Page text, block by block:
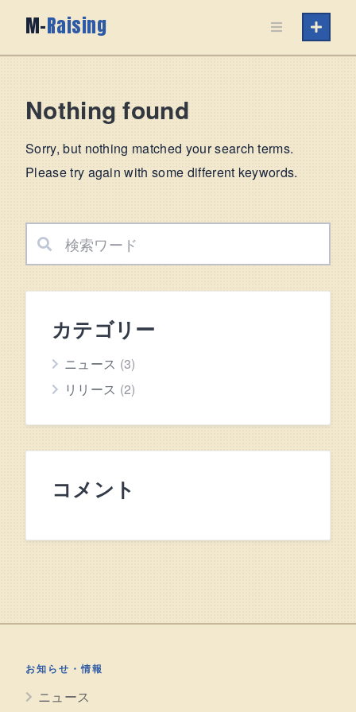
M-Raising
Nothing found
Sorry, but nothing matched your search terms.
Please try again with some different keywords.
カテゴリー
ニュース (3)
リリース (2)
コメント
お知らせ・情報
ニュース